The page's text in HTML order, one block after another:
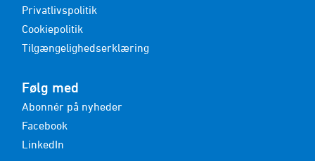
Privatlivspolitik
Cookiepolitik
Tilgængelighedserklæring
Følg med
Abonnér på nyheder
Facebook
LinkedIn